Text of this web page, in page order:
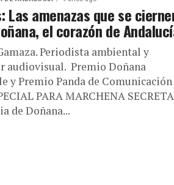
Las amenazas que se
el corazón de
Periodista ambiental y
audiovisual. Premio Doñana
y Premio Panda de Comunicación
PARA MARCHENA SECRETA
de Doñana...